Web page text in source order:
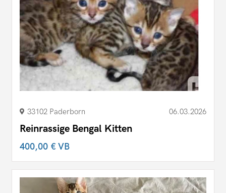
33102 Paderborn 06.03.2026
Reinrassige Bengal Kitten
400,00 €VB